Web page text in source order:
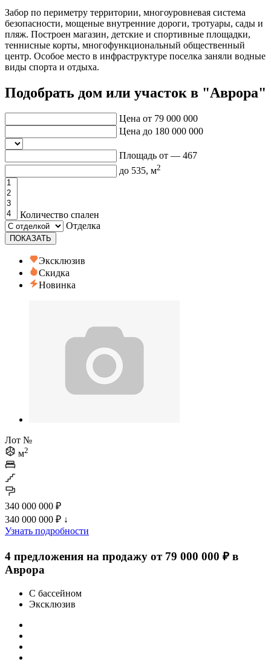
Забор по периметру территории, многоуровневая система
безопасности, мощеные внутренние дороги, тротуары, сады и
пляж. Построен магазин, детские и спортивные площадки,
теннисные корты, многофункциональный общественный
центр. Особое место в инфраструктуре поселка заняли водные
виды спорта и отдыха.
Подобрать дом или участок в "Аврора"
Цена от 79 000 000
Цена до 180 000 000
Площадь от — 467
до 535, м2
Количество спален
Отделка
ПОКАЗАТЬ
Эксклюзив
Скидка
Новинка
Лот №
м2
340 000 000 ₽
340 000 000 ₽ ↓
Узнать подробности
4 предложения на продажу от 79 000 000 ₽ в
Аврора
С бассейном
Эксклюзив